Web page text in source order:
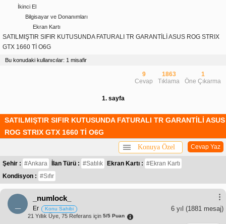
İkinci El
Bilgisayar ve Donanımları
Ekran Kartı
SATILMIŞTIR SIFIR KUTUSUNDA FATURALI TR GARANTİLİ ASUS ROG STRIX
GTX 1660 Tİ O6G
Bu konudaki kullanıcılar: 1 misafir
9
Cevap
1863
Tıklama
1
Öne Çıkarma
1. sayfa
SATILMIŞTIR SIFIR KUTUSUNDA FATURALI TR GARANTİLİ ASUS
ROG STRIX GTX 1660 Tİ O6G
Cevap Yaz
Konuya Özel
Şehir : #Ankara İlan Türü : #Satılık Ekran Kartı : #Ekran Kartı
Kondisyon : #Sıfır
_numlock_
6 yıl (1881 mesaj)
Er Konu Sahibi
21 Yıllık Üye, 75 Referans için 5/5 Puan